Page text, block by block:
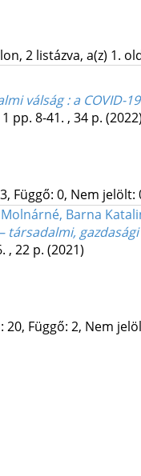
2 listázva, a(z) 1.
válság : a
1 pp. 8-41. , 34 p. (2022)
Függő: 0, Nem jelölt:
Molnárné, Barna
, 22 p. (2021)
20, Függő: 2, Nem